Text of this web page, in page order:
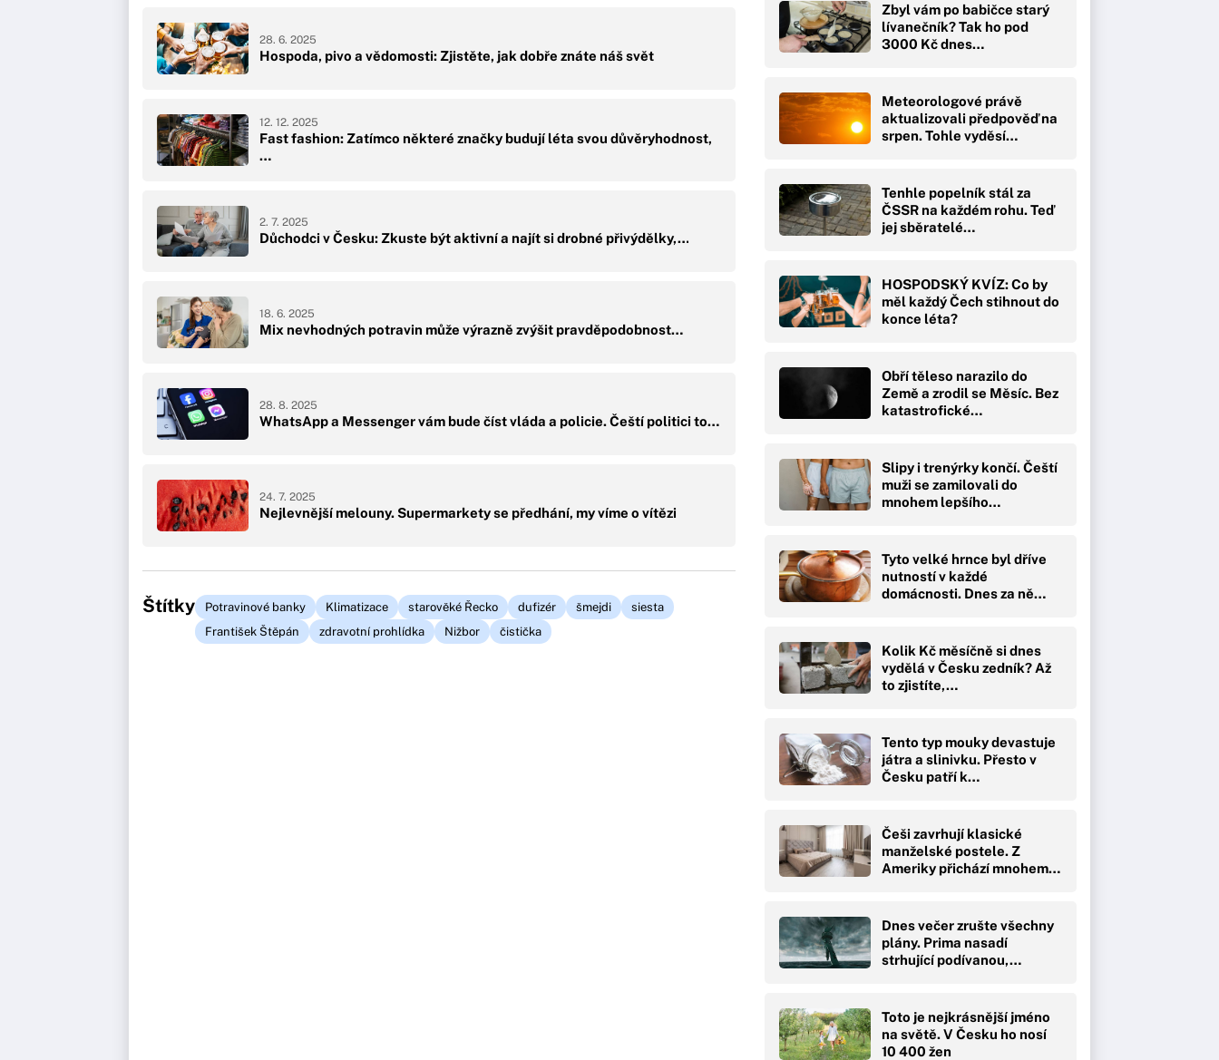
Hospoda, pivo a vědomosti: Zjistěte, jak dobře znáte náš svět
28. 6. 2025
Fast fashion: Zatímco některé značky budují léta svou důvěryhodnost,
…
12. 12. 2025
Důchodci v Česku: Zkuste být aktivní a najít si drobné přivýdělky,…
2. 7. 2025
Mix nevhodných potravin může výrazně zvýšit pravděpodobnost…
18. 6. 2025
WhatsApp a Messenger vám bude číst vláda a policie. Čeští politici to…
28. 8. 2025
Nejlevnější melouny. Supermarkety se předhání, my víme o vítězi
24. 7. 2025
Štítky Potravinové banky Klimatizace starověké Řecko dufizér šmejdi
siesta
František Štěpán
zdravotní prohlídka Nižbor čistička
Zbyl vám po babičce starý
lívanečník? Tak ho pod
3000 Kč dnes…
Meteorologové právě
aktualizovali předpověď na
srpen. Tohle vyděsí…
Tenhle popelník stál za
ČSSR na každém rohu. Teď
jej sběratelé…
HOSPODSKÝ KVÍZ: Co by
měl každý Čech stihnout do
konce léta?
Obří těleso narazilo do
Země a zrodil se Měsíc. Bez
katastrofické…
Slipy i trenýrky končí. Čeští
muži se zamilovali do
mnohem lepšího…
Tyto velké hrnce byl dříve
nutností v každé
domácnosti. Dnes za ně…
Kolik Kč měsíčně si dnes
vydělá v Česku zedník? Až
to zjistíte,…
Tento typ mouky devastuje
játra a slinivku. Přesto v
Česku patří k…
Češi zavrhují klasické
manželské postele. Z
Ameriky přichází mnohem…
Dnes večer zrušte všechny
plány. Prima nasadí
strhující podívanou,…
Toto je nejkrásnější jméno
na světě. V Česku ho nosí
10 400 žen